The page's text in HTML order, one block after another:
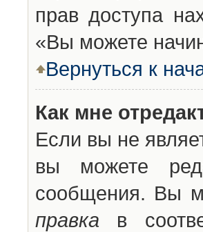
прав доступа
«Вы можете
Вернуться к
Как мне
Если вы не
вы можете
сообщения. Вы
правка в